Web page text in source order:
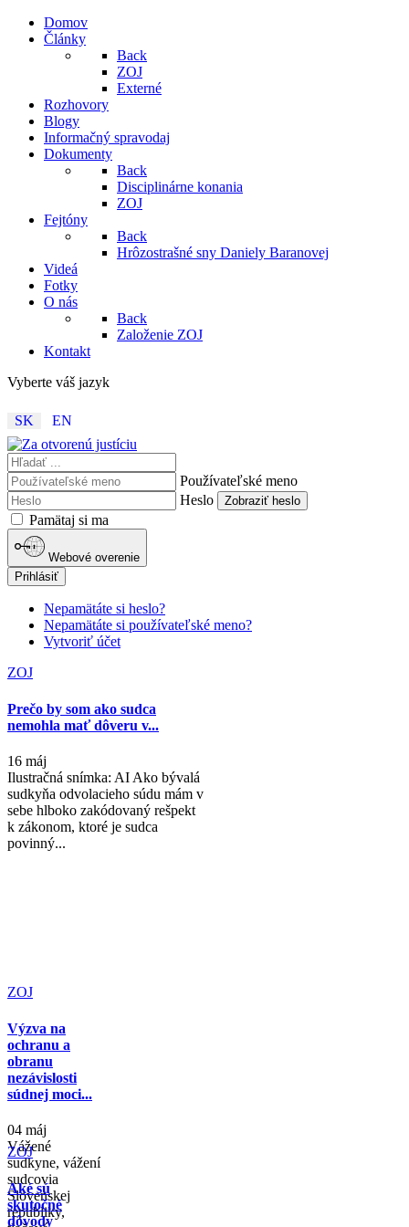
Domov
Články
Back
ZOJ
Externé
Rozhovory
Blogy
Informačný spravodaj
Dokumenty
Back
Disciplinárne konania
ZOJ
Fejtóny
Back
Hrôzostrašné sny Daniely Baranovej
Videá
Fotky
O nás
Back
Založenie ZOJ
Kontakt
Vyberte váš jazyk
SK EN
Používateľské meno
Heslo
Zobraziť heslo
Pamätaj si ma
Webové overenie
Prihlásiť
Nepamätáte si heslo?
Nepamätáte si používateľské meno?
Vytvoriť účet
ZOJ
Prečo by som ako sudca
nemohla mať dôveru v...
16 máj
Ilustračná snímka: AI Ako bývalá
sudkyňa odvolacieho súdu mám v
sebe hlboko zakódovaný rešpekt
k zákonom, ktoré je sudca
povinný...
ZOJ
Výzva na
ochranu a
obranu
nezávislosti
súdnej moci...
04 máj
Vážené
sudkyne, vážení
sudcovia
Slovenskej
republiky,
ZOJ
Aké sú
skutočné
dôvody